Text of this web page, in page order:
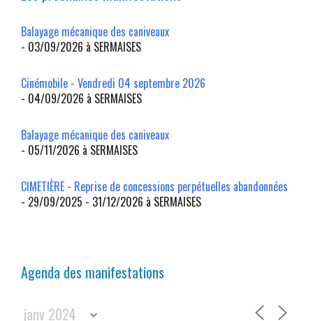
Balayage mécanique des caniveaux
- 03/09/2026 à SERMAISES
Cinémobile - Vendredi 04 septembre 2026
- 04/09/2026 à SERMAISES
Balayage mécanique des caniveaux
- 05/11/2026 à SERMAISES
CIMETIÈRE - Reprise de concessions perpétuelles abandonnées
- 29/09/2025 - 31/12/2026 à SERMAISES
Agenda des manifestations